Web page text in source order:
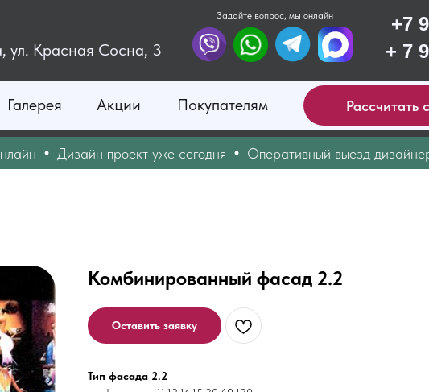
Покупателям
Галерея
+7
ул. Красная Сосна, 3
Задайте вопрос, мы онлайн
+ 7
Рассчитать
Акции
Дизайн проект уже сегодня Оперативный выезд дизайнера
Комбинированный фасад 2.2
Оставить заявку
Тип фасада 2.2